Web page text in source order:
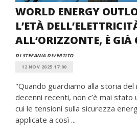
WORLD ENERGY
L’ETÀ
ALL’ORIZZONTE, È GIÀ
DI STEFANIA DIVERTITO
12 NOV 2025 17:00
"Quando guardiamo alla storia
decenni recenti, non c’è mai
cui le tensioni sulla sicurezza
applicate a così ...